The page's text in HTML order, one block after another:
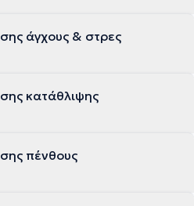
άγχους & στρες
κατάθλιψης
πένθους